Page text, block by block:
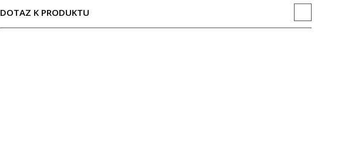
DOTAZ K PRODUKTU